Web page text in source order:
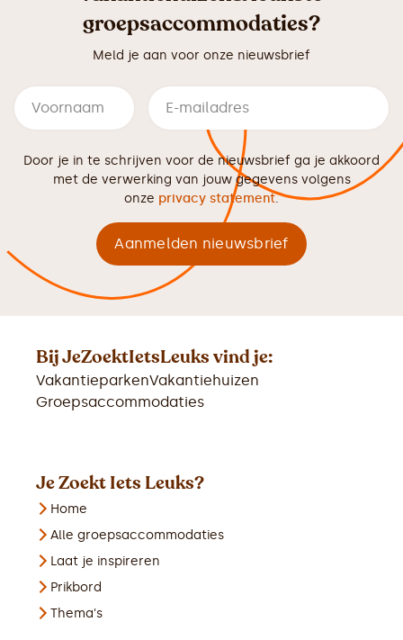
groepsaccommodaties?
Meld je aan voor onze nieuwsbrief
Door je in te schrijven voor de nieuwsbrief ga je akkoord
met de verwerking van jouw gegevens volgens
onze privacy statement.
Bij JeZoektIetsLeuks vind je:
VakantieparkenVakantiehuizen
Groepsaccommodaties
Je Zoekt Iets Leuks?
Home
Alle groepsaccommodaties
Laat je inspireren
Prikbord
Thema's